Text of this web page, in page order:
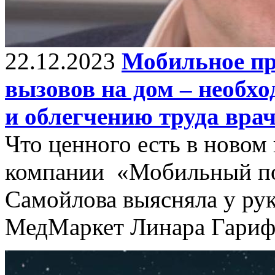
22.12.2023 Мобильное
вызовов на дом –
и облегчению труда
Что ценного есть в новом
компании «Мобильный
Самойлова выясняла у
МедМаркет Линара